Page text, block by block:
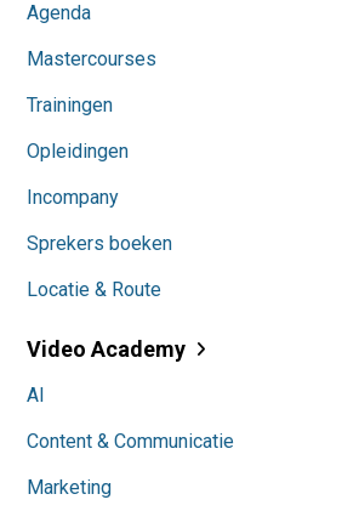
Agenda
Mastercourses
Trainingen
Opleidingen
Incompany
Sprekers boeken
Locatie & Route
Video Academy
AI
Content & Communicatie
Marketing